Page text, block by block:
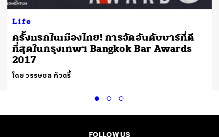
Life
ครั้งแรกในเมืองไทย! การจัดอันดับบาร์ที่ดี
ที่สุดในกรุงเทพฯ Bangkok Bar Awards
2017
โดย วรรษชล คัวดรี้
FOLLOW US